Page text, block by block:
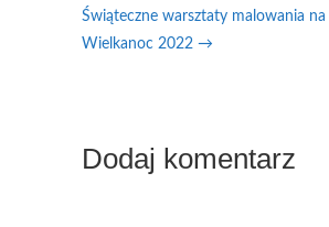
Świąteczne warsztaty malowania
Wielkanoc 2022 →
Dodaj komentarz